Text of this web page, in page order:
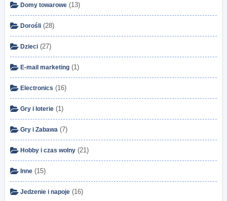
Domy towarowe (13)
Dorośli (28)
Dzieci (27)
E-mail marketing (1)
Electronics (16)
Gry i loterie (1)
Gry i Zabawa (7)
Hobby i czas wolny (21)
Inne (15)
Jedzenie i napoje (16)